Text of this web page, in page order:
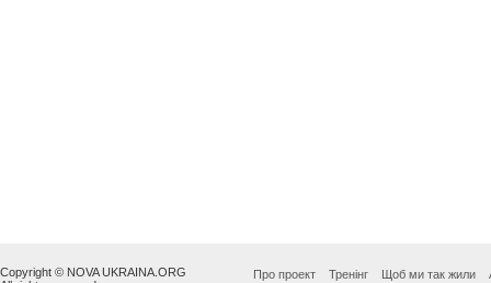
Copyright © NOVA UKRAINA.ORG
Про проект Тренінг Щоб ми так жили